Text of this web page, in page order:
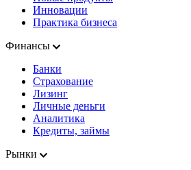
Инновации
Практика бизнеса
Финансы
Банки
Страхование
Лизинг
Личные деньги
Аналитика
Кредиты, займы
Рынки